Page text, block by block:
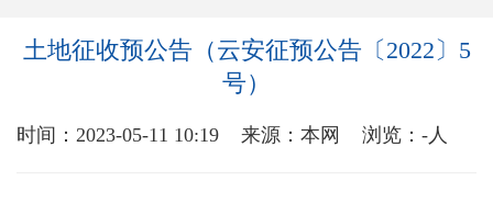
土地征收预公告（云安征预公告〔2022〕5
号）
时间：2023-05-11 10:19 来源：本网 浏览： -人